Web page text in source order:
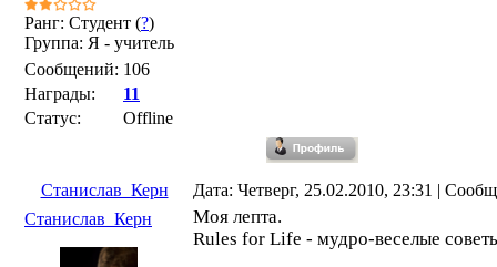
Ранг: Студент (?)
Группа: Я - учитель
Сообщений: 106
Награды:
11
Статус:
Offline
Станислав_Керн
Дата: Четверг, 25.02.2010, 23:31 |
Станислав_Керн
Моя лепта.
Rules for Life - мудро-веселые